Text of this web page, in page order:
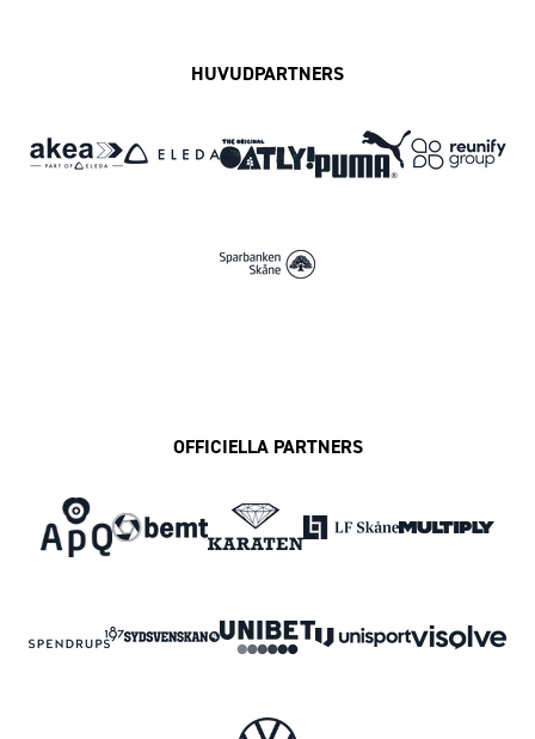
HUVUDPARTNERS
OFFICIELLA PARTNERS